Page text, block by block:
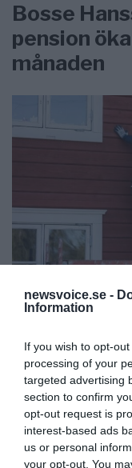
newsvoice.se -
Information
If you wish to opt-
processing of your
targeted advertising
section to confirm
opt-out request is
interest-based ads
us or personal
your opt-out. You
Bosse
pension
månaden
Ansök 1
KREAPRENÖR